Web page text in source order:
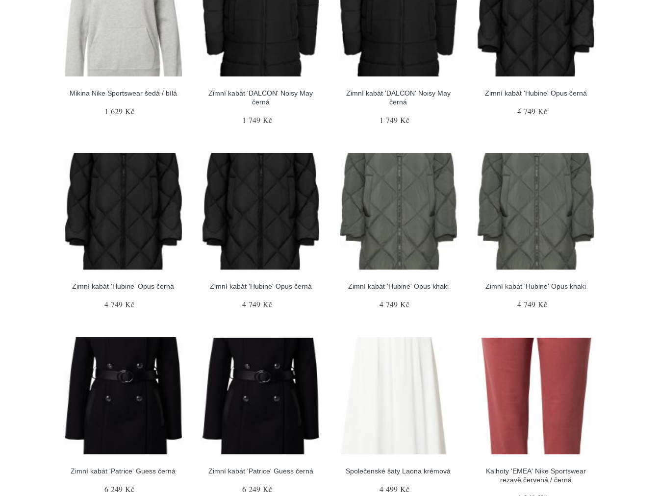
Mikina Nike Sportswear šedá / bílá
1 629 Kč
Zimní kabát 'DALCON' Noisy May
černá
1 749 Kč
Zimní kabát 'DALCON' Noisy May
černá
1 749 Kč
Zimní kabát 'Hubine' Opus černá
4 749 Kč
Zimní kabát 'Hubine' Opus černá
4 749 Kč
Zimní kabát 'Hubine' Opus černá
4 749 Kč
Zimní kabát 'Hubine' Opus khaki
4 749 Kč
Zimní kabát 'Hubine' Opus khaki
4 749 Kč
Zimní kabát 'Patrice' Guess černá
6 249 Kč
Zimní kabát 'Patrice' Guess černá
6 249 Kč
Společenské šaty Laona krémová
4 499 Kč
Kalhoty 'EMEA' Nike Sportswear
rezavě červená / černá